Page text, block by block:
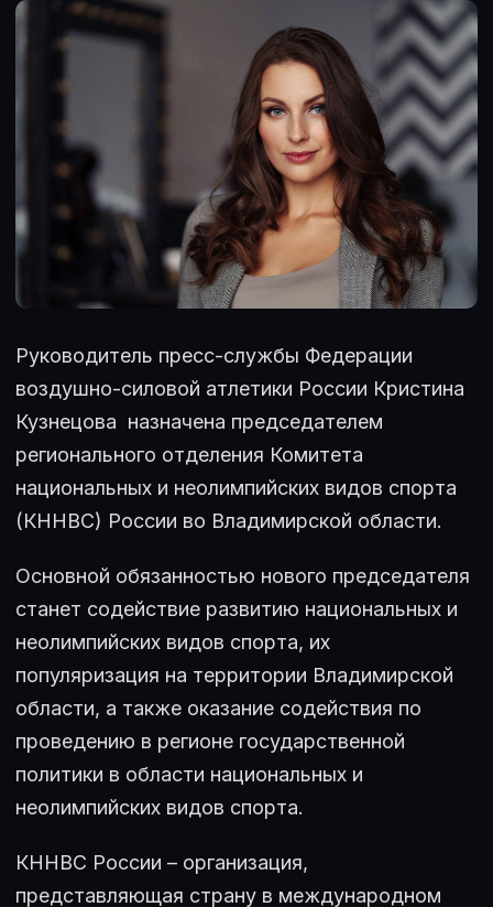
Руководитель пресс-службы Федерации
воздушно-силовой атлетики России Кристина
Кузнецова назначена председателем
регионального отделения Комитета
национальных и неолимпийских видов спорта
(КННВС) России во Владимирской области.
Основной обязанностью нового председателя
станет содействие развитию национальных и
неолимпийских видов спорта, их
популяризация на территории Владимирской
области, а также оказание содействия по
проведению в регионе государственной
политики в области национальных и
неолимпийских видов спорта.
КННВС России – организация,
представляющая страну в международном